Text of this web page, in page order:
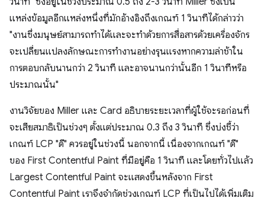
แหล่งข้อมูลอีกแหล่งหนึ่งที่มักอ้างอิงถึงเกณฑ์ 1 วินาทีได้กล่าวว่า
"งานซึ่งมนุษย์สามารถทำได้และจะทำด้วยการสื่อสารด้วยเครื่องจักร
จะเปลี่ยนแปลงลักษณะการทำงานอย่างรุนแรงหากความล่าช้าใน
การตอบกลับนานกว่า 2 วินาที และอาจนานกว่านั้นอีก 1 วินาทีหรือ
ประมาณนั้น"
งานวิจัยของ Miller และ Card อธิบายระยะเวลาที่ผู้ใช้จะรอก่อนที่
จะเสียสมาธิเป็นช่วงๆ ตั้งแต่ประมาณ 0.3 ถึง 3 วินาที ซึ่งบ่งชี้ว่า
เกณฑ์ LCP "ดี" ควรอยู่ในช่วงนี้ นอกจากนี้ เนื่องจากเกณฑ์ "ดี"
ของ First Contentful Paint ที่มีอยู่คือ 1 วินาที และโดยทั่วไปแล้ว
Largest Contentful Paint จะแสดงขึ้นหลังจาก First
Contentful Paint เราจึงจำกัดช่วงเกณฑ์ LCP ที่เป็นไปได้เพิ่มเติม